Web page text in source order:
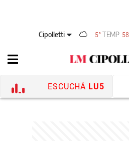
Cipolletti 5°TEMP
ESCUCHÁ LU5